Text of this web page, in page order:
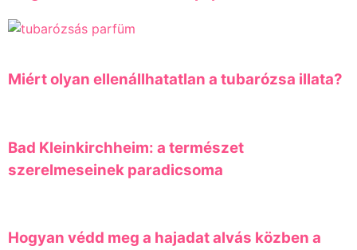
Miért olyan ellenállhatatlan a tubarózsa illata?
Bad Kleinkirchheim: a természet
szerelmeseinek paradicsoma
Hogyan védd meg a hajadat alvás közben a